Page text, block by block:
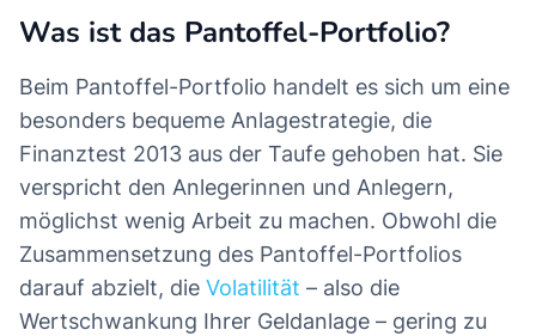
Was ist das Pantoffel-Portfolio?
Beim Pantoffel-Portfolio handelt es sich um eine
besonders bequeme Anlagestrategie, die
Finanztest 2013 aus der Taufe gehoben hat. Sie
verspricht den Anlegerinnen und Anlegern,
möglichst wenig Arbeit zu machen. Obwohl die
Zusammensetzung des Pantoffel-Portfolios
darauf abzielt, die Volatilität – also die
Wertschwankung Ihrer Geldanlage – gering zu